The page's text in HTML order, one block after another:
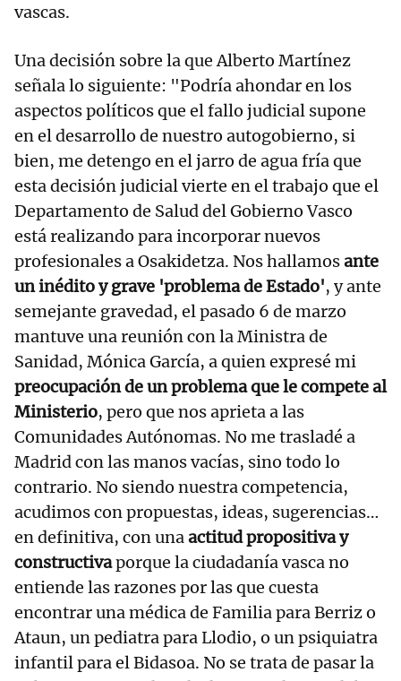
vascas.
Una decisión sobre la que Alberto Martínez
señala lo siguiente: "Podría ahondar en los
aspectos políticos que el fallo judicial supone
en el desarrollo de nuestro autogobierno, si
bien, me detengo en el jarro de agua fría que
esta decisión judicial vierte en el trabajo que el
Departamento de Salud del Gobierno Vasco
está realizando para incorporar nuevos
profesionales a Osakidetza. Nos hallamosante
un inédito y grave 'problema de Estado', y ante
semejante gravedad, el pasado 6 de marzo
mantuve una reunión con la Ministra de
Sanidad, Mónica García, a quien expresé mi
preocupación de un problema que le compete al
Ministerio, pero que nos aprieta a las
Comunidades Autónomas. No me trasladé a
Madrid con las manos vacías, sino todo lo
contrario. No siendo nuestra competencia,
acudimos con propuestas, ideas, sugerencias…
en definitiva, con unaactitud propositiva y
constructivaporque la ciudadanía vasca no
entiende las razones por las que cuesta
encontrar una médica de Familia para Berriz o
Ataun, un pediatra para Llodio, o un psiquiatra
infantil para el Bidasoa. No se trata de pasar la